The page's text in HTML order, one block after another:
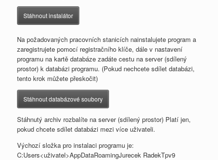
Stáhnout instalátor
Na požadovaných pracovních stanicích nainstalujete program a
zaregistrujete pomocí registračního klíče, dále v nastavení
programu na kartě databáze zadáte cestu na server (sdílený
prostor) k databázi programu. (Pokud nechcete sdílet databázi,
tento krok můžete přeskočit)
Stáhnout databázové soubory
Stáhnutý archiv rozbalíte na server (sdílený prostor) Platí jen,
pokud chcete sdílet databázi mezi více uživateli.
Výchozí složka pro instalaci programu je:
C:Users<uživatel>AppDataRoamingJurecek RadekTpv9